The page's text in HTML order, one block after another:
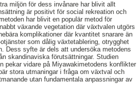
miljön för dess invånare har blivit allt
är positivt för social rekreation och
har blivit en populär metod för
växande vegetation där växtvalen utgörs
komplikationer där kvantitet snarare än
som dålig växtetablering, otrygghet
Dess syfte är dels att undersöka metodens
skandinaviska förutsättningar. Studien
pekar vidare på Miyawakimetodens konflikter
stora utmaningar i fråga om växtval och
utan fundamentala anpassningar av